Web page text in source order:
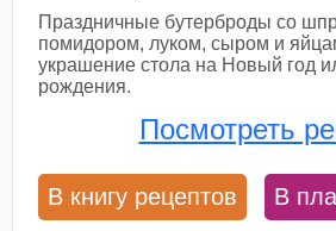
Праздничные бутерброды со
помидором, луком, сыром и
украшение стола на Новый год
рождения.
Посмотреть
В книгу рецептов В